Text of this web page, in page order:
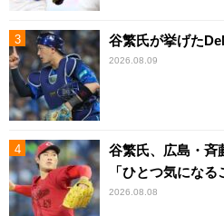
谷繁氏が挙げた
2026.08.09
谷繁氏、広島・斉
「ひとつ気になる
2026.08.08